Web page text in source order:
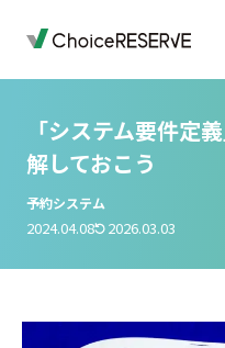
トップページ
「システム要件定
解しておこう
予約システム
2024.04.08 2026.03.03